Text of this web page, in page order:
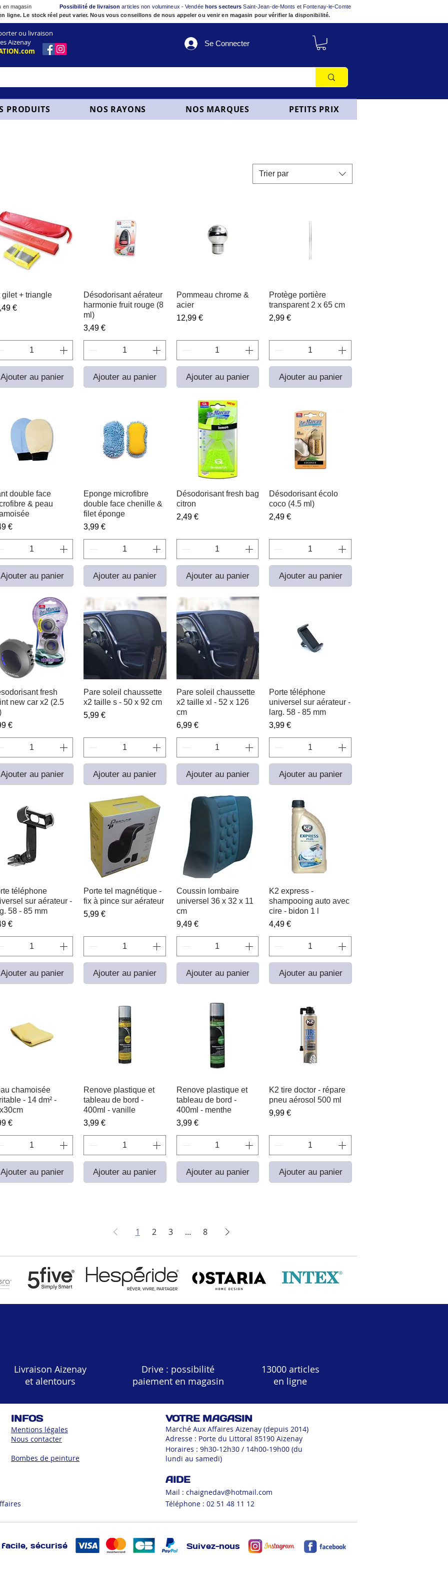
en magasin Possibilité de livraisonarticles non volumineux - Vendée hors secteurs Saint-Jean-de-Monts et Fontenay-le-Comte
ligne. Le stock réel peut varier. Nous vous conseillons de nous appeler ou venir en magasin pour vérifier la disponibilité.
ou livraison
Aizenay
Se Connecter
PRODUITS NOS RAYONS NOS MARQUES PETITS PRIX
Trier par
Aperçu rapide
gilet + triangle
€
Ajouter au panier
Aperçu rapide
Désodorisant aérateur
harmonie fruit rouge (8
ml)
Prix
3,49 €
Ajouter au panier
Aperçu rapide
Pommeau chrome &
acier
Prix
12,99 €
Ajouter au panier
Aperçu rapide
Protège portière
transparent 2 x 65 cm
Prix
2,99 €
Ajouter au panier
Aperçu rapide
double face
& peau
€
Ajouter au panier
Aperçu rapide
Eponge microfibre
double face chenille &
filet éponge
Prix
3,99 €
Ajouter au panier
Aperçu rapide
Désodorisant fresh bag
citron
Prix
2,49 €
Ajouter au panier
Aperçu rapide
Désodorisant écolo
coco (4.5 ml)
Prix
2,49 €
Ajouter au panier
Aperçu rapide
fresh
new car x2 (2.5
€
Ajouter au panier
Aperçu rapide
Pare soleil chaussette
x2 taille s - 50 x 92 cm
Prix
5,99 €
Ajouter au panier
Aperçu rapide
Pare soleil chaussette
x2 taille xl - 52 x 126
cm
Prix
6,99 €
Ajouter au panier
Aperçu rapide
Porte téléphone
universel sur aérateur -
larg. 58 - 85 mm
Prix
3,99 €
Ajouter au panier
Aperçu rapide
téléphone
sur aérateur -
58 - 85 mm
€
Ajouter au panier
Aperçu rapide
Porte tel magnétique -
fix à pince sur aérateur
Prix
5,99 €
Ajouter au panier
Aperçu rapide
Coussin lombaire
universel 36 x 32 x 11
cm
Prix
9,49 €
Ajouter au panier
Aperçu rapide
K2 express -
shampooing auto avec
cire - bidon 1 l
Prix
4,49 €
Ajouter au panier
Aperçu rapide
chamoisée
- 14 dm² -
€
Ajouter au panier
Aperçu rapide
Renove plastique et
tableau de bord -
400ml - vanille
Prix
3,99 €
Ajouter au panier
Aperçu rapide
Renove plastique et
tableau de bord -
400ml - menthe
Prix
3,99 €
Ajouter au panier
Aperçu rapide
K2 tire doctor - répare
pneu aérosol 500 ml
Prix
9,99 €
Ajouter au panier
1 2 3 ... 8
Livraison Aizenay
et alentours
Drive : possibilité
paiement en magasin
13000 articles
en ligne
INFOS
Mentions légales
Nous contacter
Bombes de peinture
VOTRE MAGASIN
Marché Aux Affaires Aizenay (depuis 2014)
Adresse : Porte du Littoral 85190 Aizenay
Horaires : 9h30-12h30 / 14h00-19h00 (du
lundi au samedi)
AIDE
Mail : chaignedav@hotmail.com
Téléphone : 02 51 48 11 12
sécurisé Suivez-nous